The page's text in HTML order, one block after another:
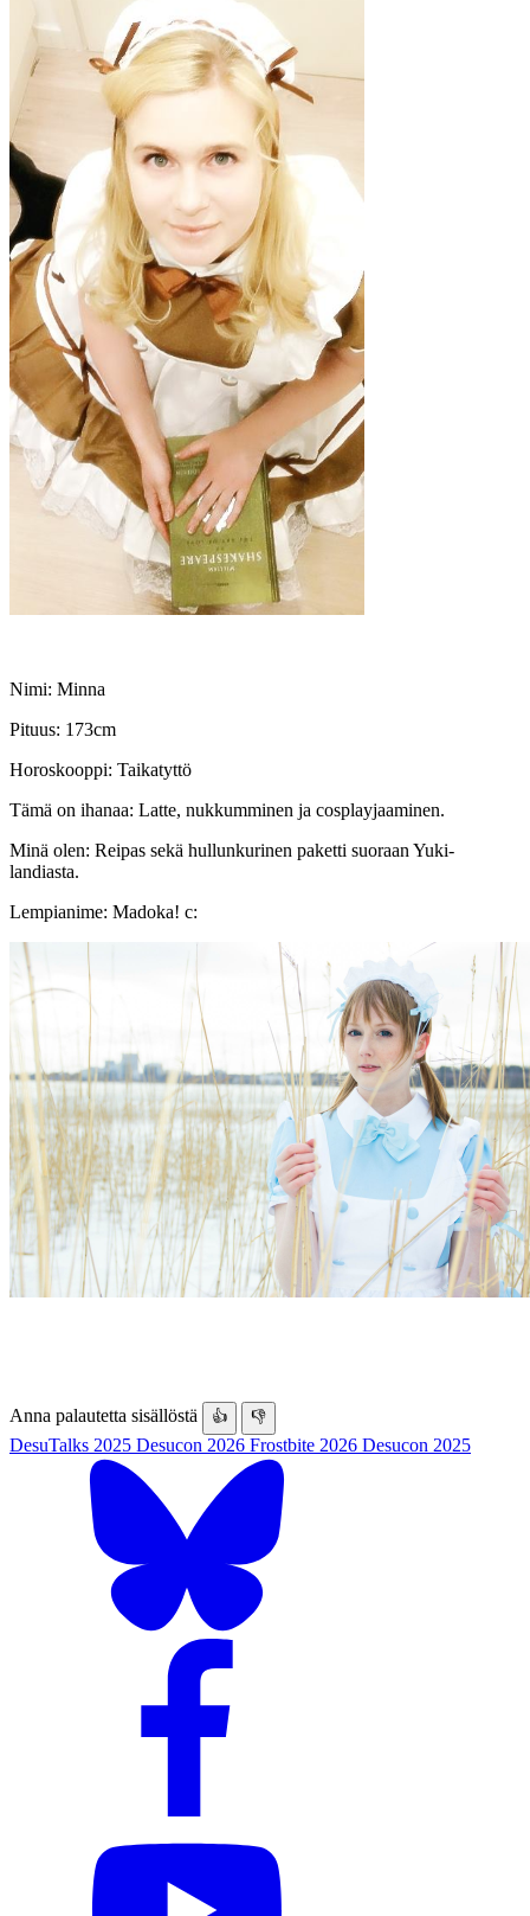
Nimi: Minna
Pituus: 173cm
Horoskooppi: Taikatyttö
Tämä on ihanaa: Latte, nukkumminen ja cosplayjaaminen.
Minä olen: Reipas sekä hullunkurinen paketti suoraan Yuki-
landiasta.
Lempianime: Madoka! c:
Anna palautetta sisällöstä 👍 👎
DesuTalks 2025 Desucon 2026 Frostbite 2026 Desucon 2025